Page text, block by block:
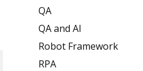
QA
QA and AI
Robot Framework
RPA